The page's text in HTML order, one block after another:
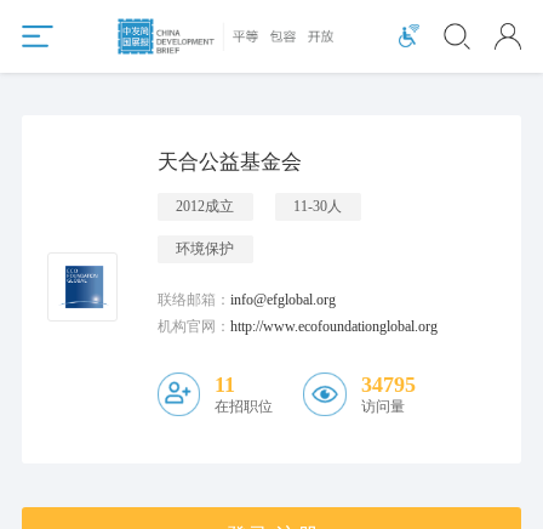
天合公益基金会
2012成立 11-30人
环境保护
联络邮箱： info@efglobal.org
机构官网： http://www.ecofoundationglobal.org
11
在招职位
34795
访问量